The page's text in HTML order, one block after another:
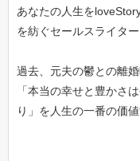
あなたの人生を
を紡ぐセールスライター
過去、元夫の鬱との離
「本当の幸せと豊かさ
り」を人生の一番の価